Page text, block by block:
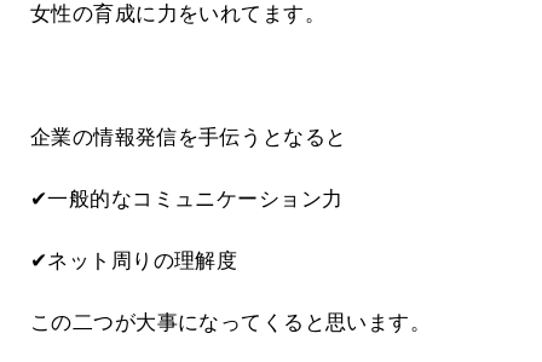
女性の育成に力をいれてます。
企業の情報発信を手伝うとなると
✔一般的なコミュニケーション力
✔ネット周りの理解度
この二つが大事になってくると思います。